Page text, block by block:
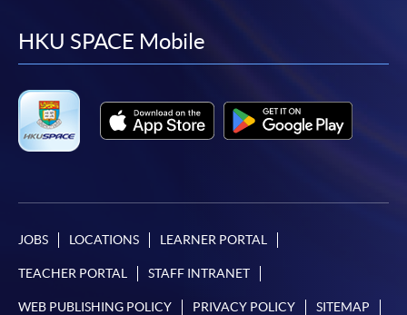
facebook
youtube
linkedin
HKU SPACE Mobile
JOBS LOCATIONS LEARNER PORTAL
TEACHER PORTAL STAFF INTRANET
WEB PUBLISHING POLICY PRIVACY POLICY SITEMAP